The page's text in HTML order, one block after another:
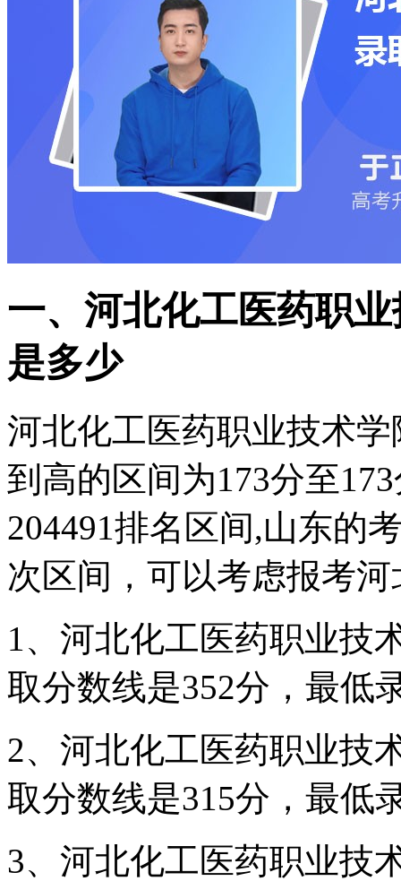
一、河北化工医药职
是多少
河北化工医药职业技术
到高的区间为173分至
204491排名区间,山东的
次区间，可以考虑报考
1、河北化工医药职业技
取分数线是352分，最低
2、河北化工医药职业技
取分数线是315分，最低
3、河北化工医药职业技